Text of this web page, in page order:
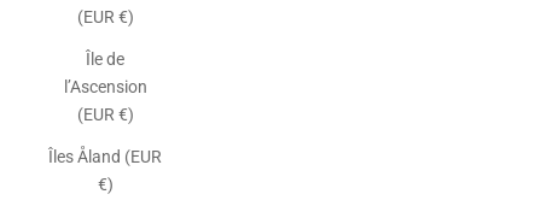
(EUR €)
Île de
l’Ascension
(EUR €)
Îles Åland (EUR
€)